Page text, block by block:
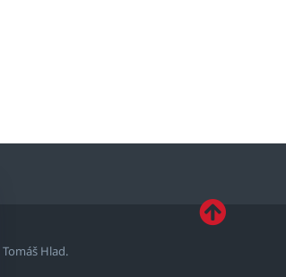
Tomáš Hlad.